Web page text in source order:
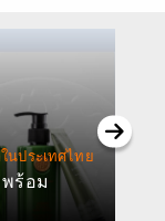
นประเทศไทย
ร้อม